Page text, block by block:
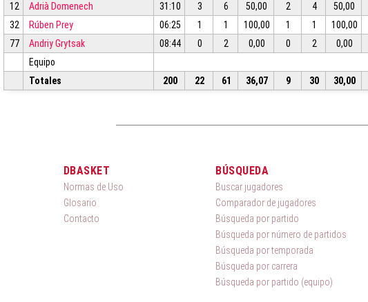
12
Adrià Domenech 31:10 3 6 50,00 2 4 50,00
32
Rúben Prey 06:25 1 1 100,00 1 1 100,00
77
Andriy Grytsak 08:44 0 2 0,00 0 2 0,00
Equipo
Totales
200 22 61 36,07 9 30 30,00
DBASKET
Normas de Uso
Glosario
Contacto
BÚSQUEDA
Buscar jugadores
Comparador de jugadores
Búsqueda por partido
Búsqueda por número de partidos
Búsqueda por temporada
Búsqueda por carrera
Búsqueda por partido (equipo)